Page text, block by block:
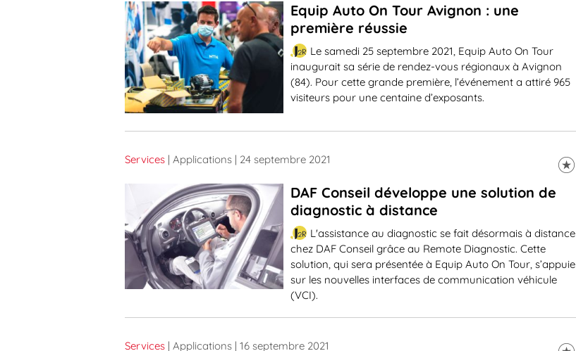
Equip Auto On Tour Avignon : une
première réussie
Le samedi 25 septembre 2021, Equip Auto On Tour
inaugurait sa série de rendez-vous régionaux à Avignon
(84). Pour cette grande première, l’événement a attiré 965
visiteurs pour une centaine d’exposants.
Services | Applications | 24 septembre 2021
DAF Conseil développe une solution de
diagnostic à distance
L'assistance au diagnostic se fait désormais à distance
chez DAF Conseil grâce au Remote Diagnostic. Cette
solution, qui sera présentée à Equip Auto On Tour, s’appuie
sur les nouvelles interfaces de communication véhicule
(VCI).
Services | Applications | 16 septembre 2021